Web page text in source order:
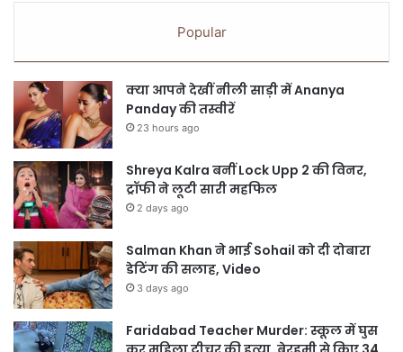
Popular
क्या आपने देखीं नीली साड़ी में Ananya
Panday की तस्वीरें
23 hours ago
Shreya Kalra बनीं Lock Upp 2 की विनर,
ट्रॉफी ने लूटी सारी महफिल
2 days ago
Salman Khan ने भाई Sohail को दी दोबारा
डेटिंग की सलाह, Video
3 days ago
Faridabad Teacher Murder: स्कूल में घुस